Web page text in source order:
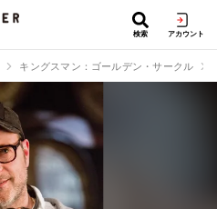
検索 アカウント
キングスマン：ゴールデン・サークル